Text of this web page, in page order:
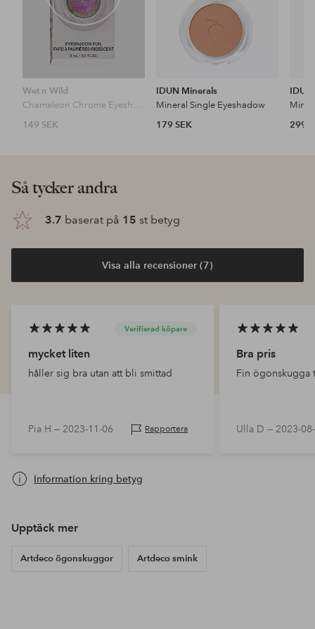
Wet n Wild
Chameleon Chrome Eyeshadow Foil
149 SEK
IDUN Minerals
Mineral Single Eyeshadow
179 SEK
299
Så tycker andra
3.7 baserat på 15 st betyg
Visa alla recensioner (7)
Verifierad köpare
mycket liten
håller sig bra utan att bli smittad
Pia H — 2023-11-06 Rapportera
Bra pris
Fin ögonskugga
Ulla D — 2023-
Information kring betyg
Upptäck mer
Artdeco ögonskuggor Artdeco smink